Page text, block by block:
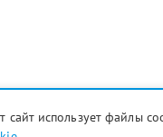
характер.
устройств, в отношении
представителями.
сайт использует файлы